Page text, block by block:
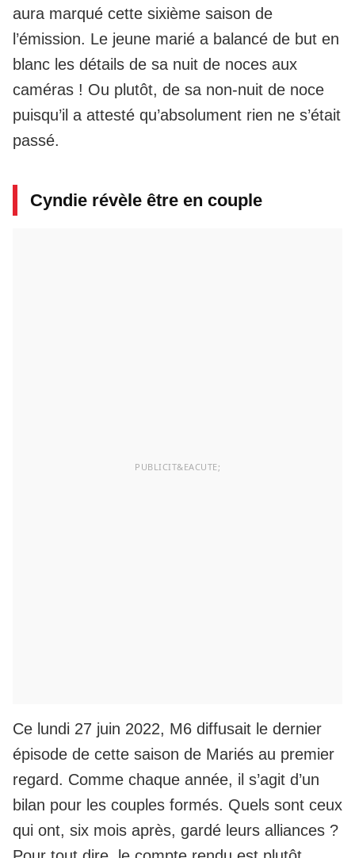
aura marqué cette sixième saison de
l’émission. Le jeune marié a balancé de but en
blanc les détails de sa nuit de noces aux
caméras ! Ou plutôt, de sa non-nuit de noce
puisqu’il a attesté qu’absolument rien ne s’était
passé.
Cyndie révèle être en couple
Ce lundi 27 juin 2022, M6 diffusait le dernier
épisode de cette saison de Mariés au premier
regard. Comme chaque année, il s’agit d’un
bilan pour les couples formés. Quels sont ceux
qui ont, six mois après, gardé leurs alliances ?